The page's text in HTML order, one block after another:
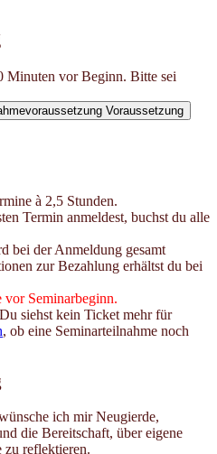
Minuten vor Beginn. Bitte sei
Voraussetzung
à 2,5 Stunden.
Termin anmeldest, buchst du alle
bei der Anmeldung gesamt
zur Bezahlung erhältst du bei
vor Seminarbeginn.
siehst kein Ticket mehr für
, ob eine Seminarteilnahme noch
ich mir Neugierde,
die Bereitschaft, über eigene
zu reflektieren.